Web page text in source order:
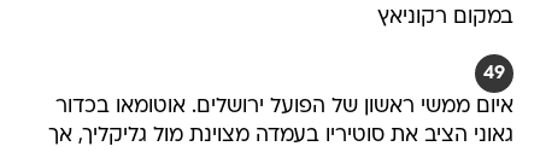
במקום רקוניאץ
49
איום ממשי ראשון של הפועל ירושלים. אוטומאו בכדור
גאוני הציב את סוטיריו בעמדה מצוינת מול גליקליך, אך